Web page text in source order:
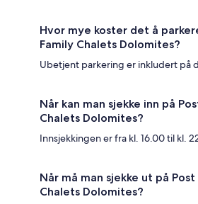
Hvor mye koster det å
Family Chalets Dolomites?
Ubetjent parkering er inkludert på
Når kan man sjekke inn på
Chalets Dolomites?
Innsjekkingen er fra kl. 16.00 til kl.
Når må man sjekke ut på
Chalets Dolomites?